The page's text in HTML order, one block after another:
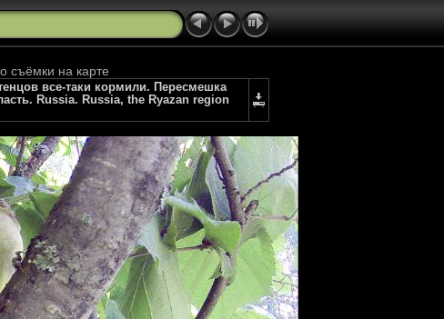
съёмки на карте
все-таки кормили. Пересмешка
Russia. Russia, the Ryazan region